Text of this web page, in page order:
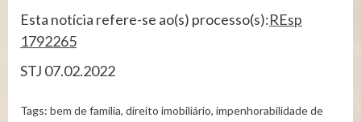
Esta notícia refere-se ao(s) processo(s):REsp
1792265
STJ 07.02.2022
Tags: bem de família, direito imobiliário, impenhorabilidade de